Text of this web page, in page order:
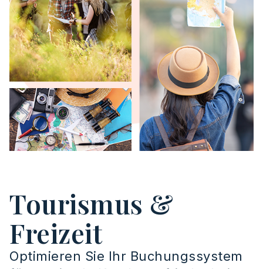
Tourismus &
Freizeit
Optimieren Sie Ihr Buchungssystem